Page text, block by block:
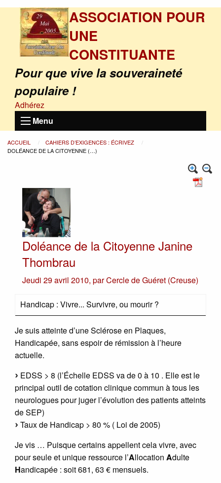
ASSOCIATION POUR
UNE
CONSTITUANTE
Pour que vive la souveraineté
populaire !
Adhérez
Menu
ACCUEIL
CAHIERS D’EXIGENCES : ÉCRIVEZ
DOLÉANCE DE LA CITOYENNE (…)
Doléance de la Citoyenne Janine
Thombrau
Jeudi 29 avril 2010, parCercle de Guéret (Creuse)
Handicap : Vivre... Survivre, ou mourir ?
Je suis atteinte d’une Sclérose en Plaques,
Handicapée, sans espoir de rémission à l’heure
actuelle.
EDSS > 8 (l’Échelle EDSS va de 0 à 10 . Elle est le
principal outil de cotation clinique commun à tous les
neurologues pour juger l’évolution des patients atteints
de SEP)
Taux de Handicap > 80 % ( Loi de 2005)
Je vis … Puisque certains appellent cela vivre, avec
pour seule et unique ressource l’Allocation Adulte
Handicapée : soit 681, 63 € mensuels.